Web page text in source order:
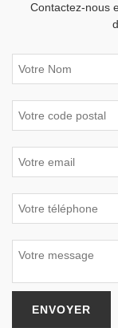
Contactez-nous